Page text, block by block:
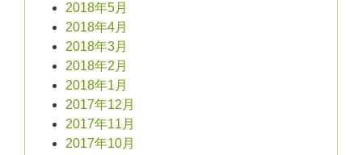
2018年5月
2018年4月
2018年3月
2018年2月
2018年1月
2017年12月
2017年11月
2017年10月